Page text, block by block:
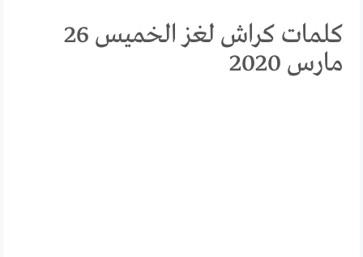
كلمات كراش لغز الخميس 26
مارس 2020